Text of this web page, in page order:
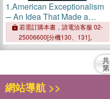
1.American Exceptionalism
─ An Idea That Made a
Nation and Remade the
World
若需訂購本書，請電洽客服 02-
25006600[分機130、131]。
共
第
網站導航 >>